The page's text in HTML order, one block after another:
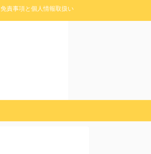
免責事項と個人情報取扱い